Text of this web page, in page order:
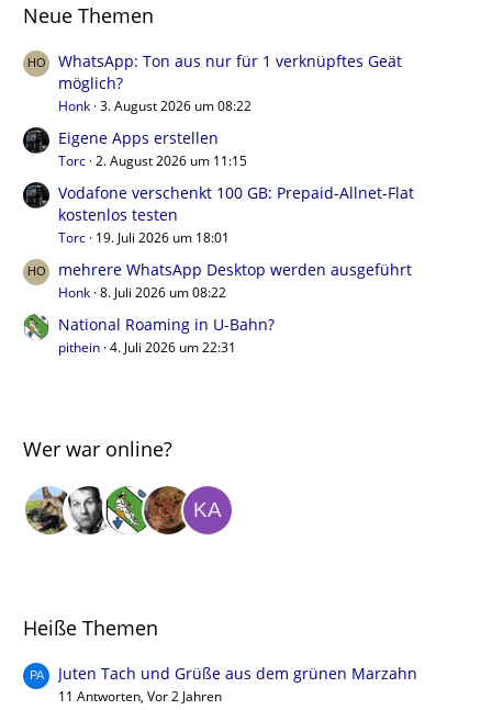
Neue Themen
WhatsApp: Ton aus nur für 1 verknüpftes Geät
möglich?
Honk 3. August 2026 um 08:22
Eigene Apps erstellen
Torc 2. August 2026 um 11:15
Vodafone verschenkt 100 GB: Prepaid-Allnet-Flat
kostenlos testen
Torc 19. Juli 2026 um 18:01
mehrere WhatsApp Desktop werden ausgeführt
Honk 8. Juli 2026 um 08:22
National Roaming in U-Bahn?
pithein 4. Juli 2026 um 22:31
Wer war online?
Heiße Themen
Juten Tach und Grüße aus dem grünen Marzahn
11 Antworten, Vor 2 Jahren